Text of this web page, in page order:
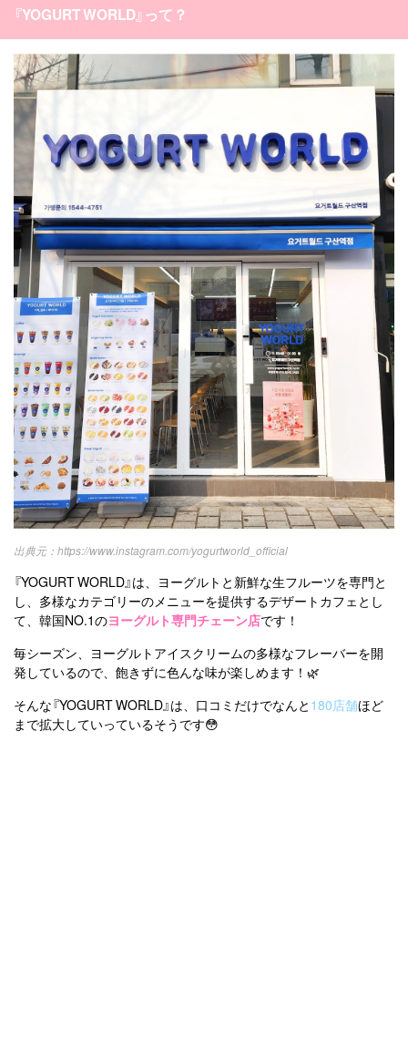
『YOGURT WORLD』って？
https://www.instagram.com/yogurtworld_official
『YOGURT WORLD』は、ヨーグルトと新鮮な生フルーツを専門と
し、多様なカテゴリーのメニューを提供するデザートカフェとし
て、韓国NO.1のヨーグルト専門チェーン店です！
毎シーズン、ヨーグルトアイスクリームの多様なフレーバーを開
発しているので、飽きずに色んな味が楽しめます！🌿
そんな『YOGURT WORLD』は、口コミだけでなんと 180店舗ほど
まで拡大していっているそうです😳